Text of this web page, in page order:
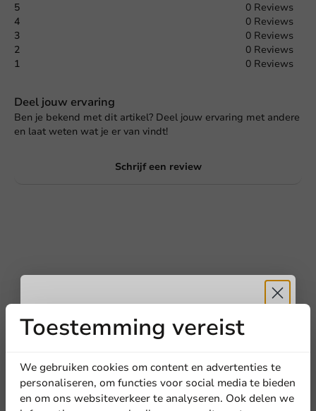
5
0 Reviews
4
0 Reviews
3
0 Reviews
2
0 Reviews
1
0 Reviews
Deel jouw ervaring
Ben je bekend met dit artikel? Deel jouw ervaring met andere
en laat weten wat je er van vindt!
Schrijf een review
Champagne glazen Venus PP Blauw 17cl - 24 st/ds.
Toestemming vereist
We gebruiken cookies om content en advertenties te
personaliseren, om functies voor social media te bieden
en om ons websiteverkeer te analyseren. Ook delen we
Ontvang5%
korting
Meld je aan voor onze